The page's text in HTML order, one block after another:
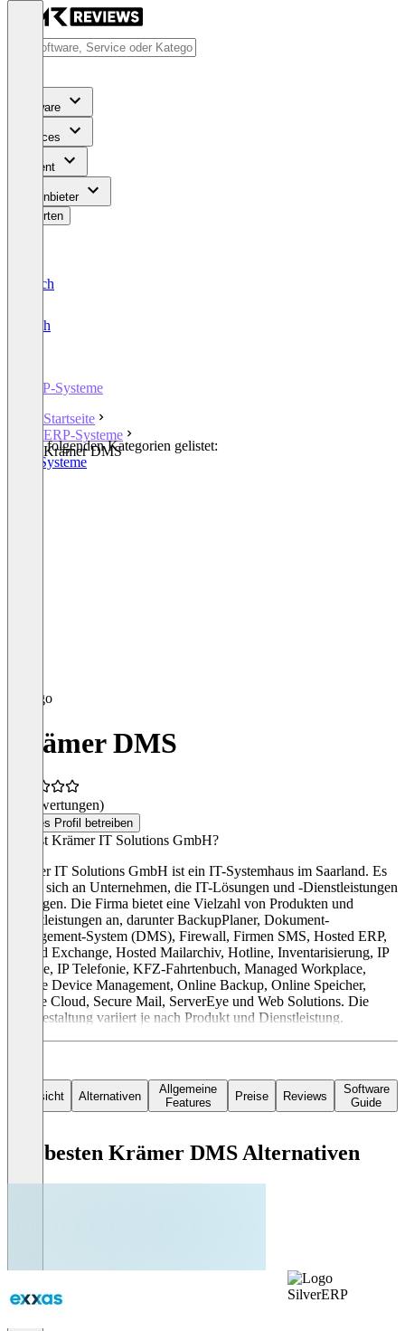
Software
Services
Content
Für Anbieter
Bewerten
Deutsch
English
ERP-Systeme
Startseite
ERP-Systeme
Krämer DMS
In den folgenden Kategorien gelistet:
ERP-Systeme
Krämer DMS
(0 Bewertungen)
Dieses Profil betreiben
Was ist Krämer IT Solutions GmbH?
Krämer IT Solutions GmbH ist ein IT-Systemhaus im Saarland. Es
richtet sich an Unternehmen, die IT-Lösungen und -Dienstleistungen
benötigen. Die Firma bietet eine Vielzahl von Produkten und
Dienstleistungen an, darunter BackupPlaner, Dokument-
Management-System (DMS), Firewall, Firmen SMS, Hosted ERP,
Hosted Exchange, Hosted Mailarchiv, Hotline, Inventarisierung, IP
Service, IP Telefonie, KFZ-Fahrtenbuch, Managed Workplace,
Mobile Device Management, Online Backup, Online Speicher,
Private Cloud, Secure Mail, ServerEye und Web Solutions. Die
Preisgestaltung variiert je nach Produkt und Dienstleistung.
Übersicht Alternativen
Allgemeine
Features
Preise Reviews
Software
Guide
Die besten Krämer DMS Alternativen
SilverERP